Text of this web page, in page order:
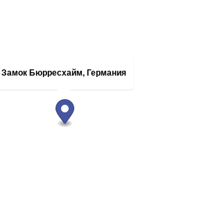
Замок Бюрресхайм, Германия